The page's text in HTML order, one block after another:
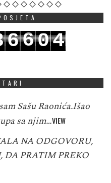
6604
Sašu Raonića.Išao
sa njim…VIEW
NA ODGOVORU,
DA PRATIM PREKO